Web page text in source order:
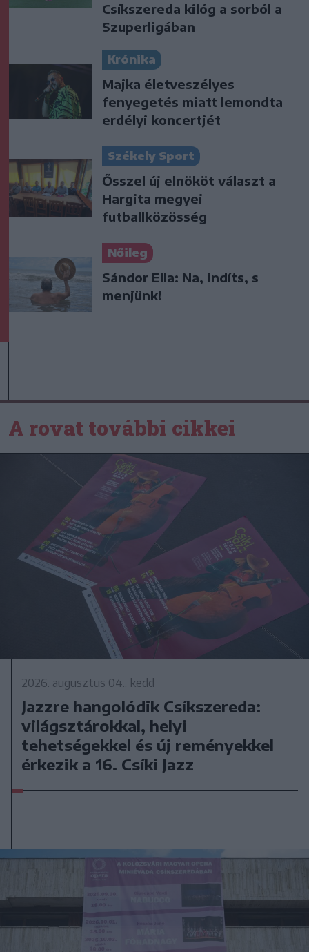
Csíkszereda kilóg a sorból a
Szuperligában
Krónika
Majka életveszélyes
fenyegetés miatt lemondta
erdélyi koncertjét
Székely Sport
Ősszel új elnököt választ a
Hargita megyei
futballközösség
Nőileg
Sándor Ella: Na, indíts, s
menjünk!
A rovat további cikkei
2026. augusztus 04., kedd
Jazzre hangolódik Csíkszereda:
világsztárokkal, helyi
tehetségekkel és új reményekkel
érkezik a 16. Csíki Jazz